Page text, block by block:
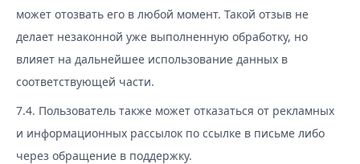
может отозвать его в любой момент. Такой отзыв не
делает незаконной уже выполненную обработку, но
влияет на дальнейшее использование данных в
соответствующей части.
7.4. Пользователь также может отказаться от рекламных
и информационных рассылок по ссылке в письме либо
через обращение в поддержку.